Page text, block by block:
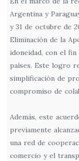
Argentina y
y 31 de octubre de
Eliminación de la
idoneidad, con el
países. Este logro
simplificación de
compromiso de
Además, este
previamente
una red de
comercio y el